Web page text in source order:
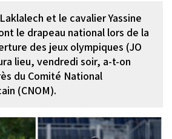
et le cavalier Yassine
le drapeau national lors de la
des jeux olympiques (JO
lieu, vendredi soir, a-t-on
du Comité National
(CNOM).